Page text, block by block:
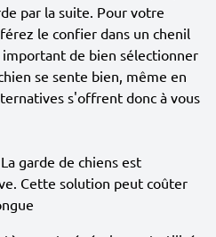
par la suite. Pour votre
le confier dans un chenil
de bien sélectionner
se sente bien, même en
s'offrent donc à vous
garde de chiens est
Cette solution peut coûter